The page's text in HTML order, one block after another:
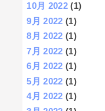
10月 2022 (1)
9月 2022 (1)
8月 2022 (1)
7月 2022 (1)
6月 2022 (1)
5月 2022 (1)
4月 2022 (1)